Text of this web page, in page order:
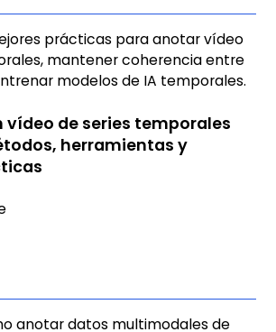
vídeo de series temporales
herramientas y